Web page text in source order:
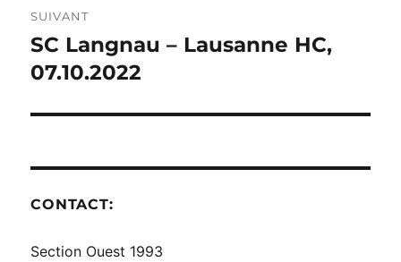
SUIVANT
Publication
suivante :
SC Langnau – Lausanne HC,
07.10.2022
CONTACT:
Section Ouest 1993